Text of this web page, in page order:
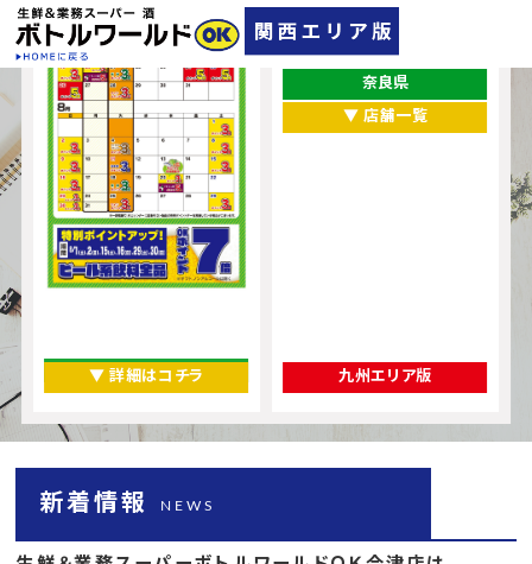
▼ 詳細はコチラ
奈良県
▼ 店舗一覧
九州エリア版
新着情報 NEWS